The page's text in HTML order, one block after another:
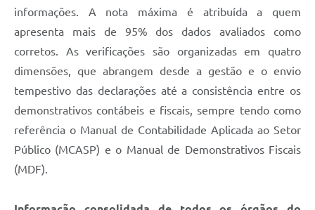
informações. A nota máxima é atribuída a quem
apresenta mais de 95% dos dados avaliados como
corretos. As verificações são organizadas em quatro
dimensões, que abrangem desde a gestão e o envio
tempestivo das declarações até a consistência entre os
demonstrativos contábeis e fiscais, sempre tendo como
referência o Manual de Contabilidade Aplicada ao Setor
Público (MCASP) e o Manual de Demonstrativos Fiscais
(MDF).